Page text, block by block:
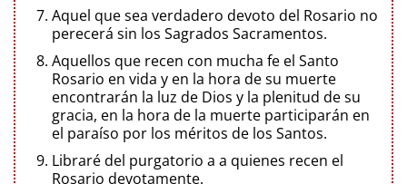
Aquel que sea verdadero devoto del Rosario no
perecerá sin los Sagrados Sacramentos.
Aquellos que recen con mucha fe el Santo
Rosario en vida y en la hora de su muerte
encontrarán la luz de Dios y la plenitud de su
gracia, en la hora de la muerte participarán en
el paraíso por los méritos de los Santos.
Libraré del purgatorio a a quienes recen el
Rosario devotamente.